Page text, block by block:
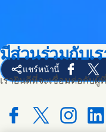
แชร์หน้านี้
Share
มีส่วนร่วมกับเ
เรายินดีที่จะเชื่อมต่อกับ